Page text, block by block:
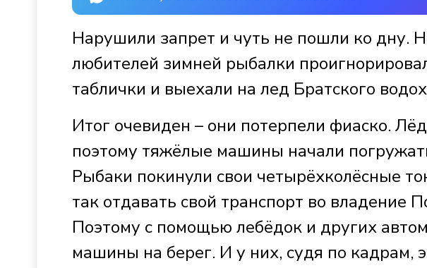
Нарушили запрет и чуть не пошли ко дну.
любителей зимней рыбалки
таблички и выехали на лед Братского
Итог очевиден – они потерпели фиаско.
поэтому тяжёлые машины начали
Рыбаки покинули свои четырёхколёсные
так отдавать свой транспорт во владение
Поэтому с помощью лебёдок и других
машины на берег. И у них, судя по кадрам,